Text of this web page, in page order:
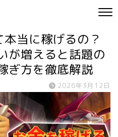
本当に稼げるの？
が増えると話題の
ぎ方を徹底解説
2026年3月12日